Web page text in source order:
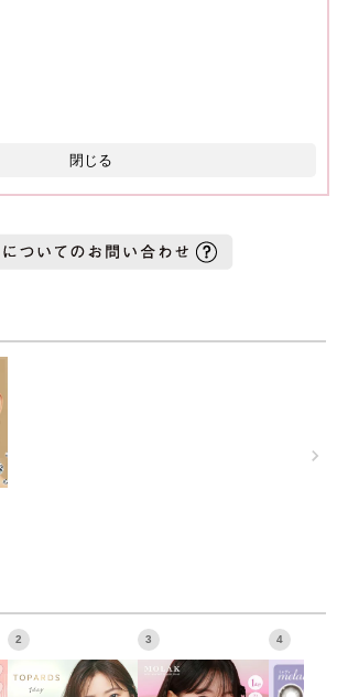
閉じる
2 3 4